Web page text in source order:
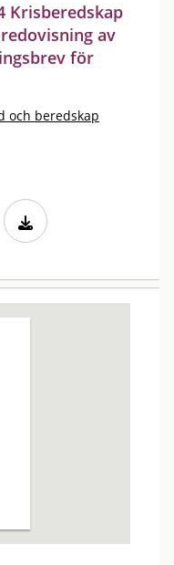
Krisberedskap
av
för
och beredskap